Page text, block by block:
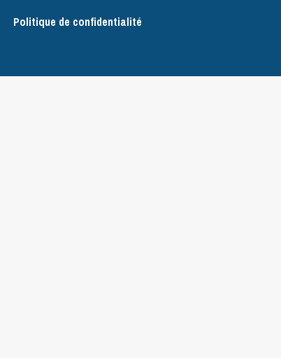
Politique de confidentialité